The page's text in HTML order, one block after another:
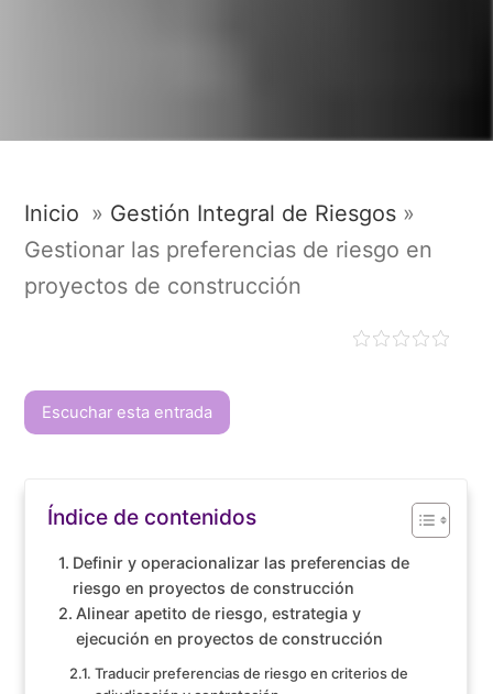
Inicio » Gestión Integral de Riesgos »
Gestionar las preferencias de riesgo en
proyectos de construcción
Escuchar esta entrada
Índice de contenidos
Definir y operacionalizar las preferencias de
riesgo en proyectos de construcción
Alinear apetito de riesgo, estrategia y
ejecución en proyectos de construcción
Traducir preferencias de riesgo en criterios de